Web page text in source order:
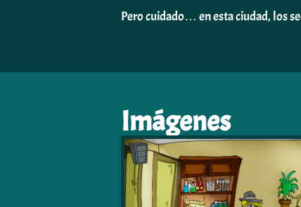
Pero cuidado… en esta ciudad, los
Imágenes